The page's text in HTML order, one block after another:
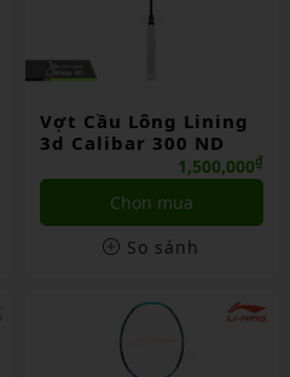
Vợt Cầu Lông Lining
3d Calibar 300 ND
1,500,000₫
Chọn mua
So sánh